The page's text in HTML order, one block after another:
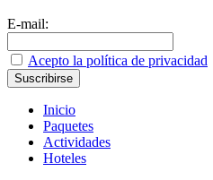
E-mail:
Acepto la política de privacidad
Inicio
Paquetes
Actividades
Hoteles